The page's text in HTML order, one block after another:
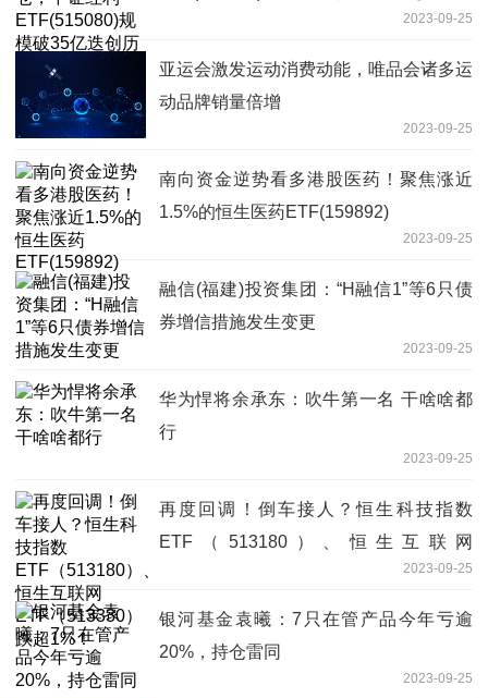
2023-09-25
亚运会激发运动消费动能，唯品会诸多运
动品牌销量倍增
2023-09-25
南向资金逆势看多港股医药！聚焦涨近
1.5%的恒生医药ETF(159892)
2023-09-25
融信(福建)投资集团：“H融信1”等6只债
券增信措施发生变更
2023-09-25
华为悍将余承东：吹牛第一名 干啥啥都
行
2023-09-25
再度回调！倒车接人？恒生科技指数
ETF（513180）、恒生互联网
2023-09-25
银河基金袁曦：7只在管产品今年亏逾
20%，持仓雷同
2023-09-25